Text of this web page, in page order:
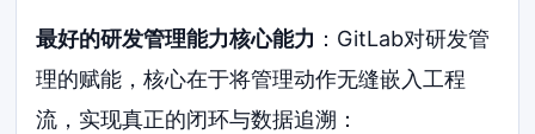
最好的研发管理能力核心能力 ：GitLab对研发管
理的赋能，核心在于将管理动作无缝嵌入工程
流，实现真正的闭环与数据追溯：